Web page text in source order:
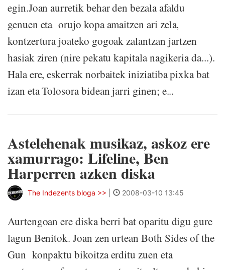
egin.Joan aurretik behar den bezala afaldu
genuen eta orujo kopa amaitzen ari zela,
kontzertura joateko gogoak zalantzan jartzen
hasiak ziren (nire pekatu kapitala nagikeria da...).
Hala ere, eskerrak norbaitek iniziatiba pixka bat
izan eta Tolosora bidean jarri ginen; e...
Astelehenak musikaz, askoz ere
xamurrago: Lifeline, Ben
Harperren azken diska
The Indezents bloga >> 2008-03-10 13:45
Aurtengoan ere diska berri bat oparitu digu gure
lagun Benitok. Joan zen urtean Both Sides of the
Gun konpaktu bikoitza erditu zuen eta